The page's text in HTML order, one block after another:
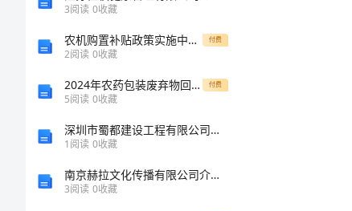
3阅读 0收藏
农机购置补贴政策实施中存在的问题及建议 付费
2阅读 0收藏
2024年农药包装废弃物回收方案 付费
5阅读 0收藏
深圳市蜀都建设工程有限公司介绍企业发展分析报告
1阅读 0收藏
南京赫拉文化传播有限公司介绍企业发展分析报告
3阅读 0收藏